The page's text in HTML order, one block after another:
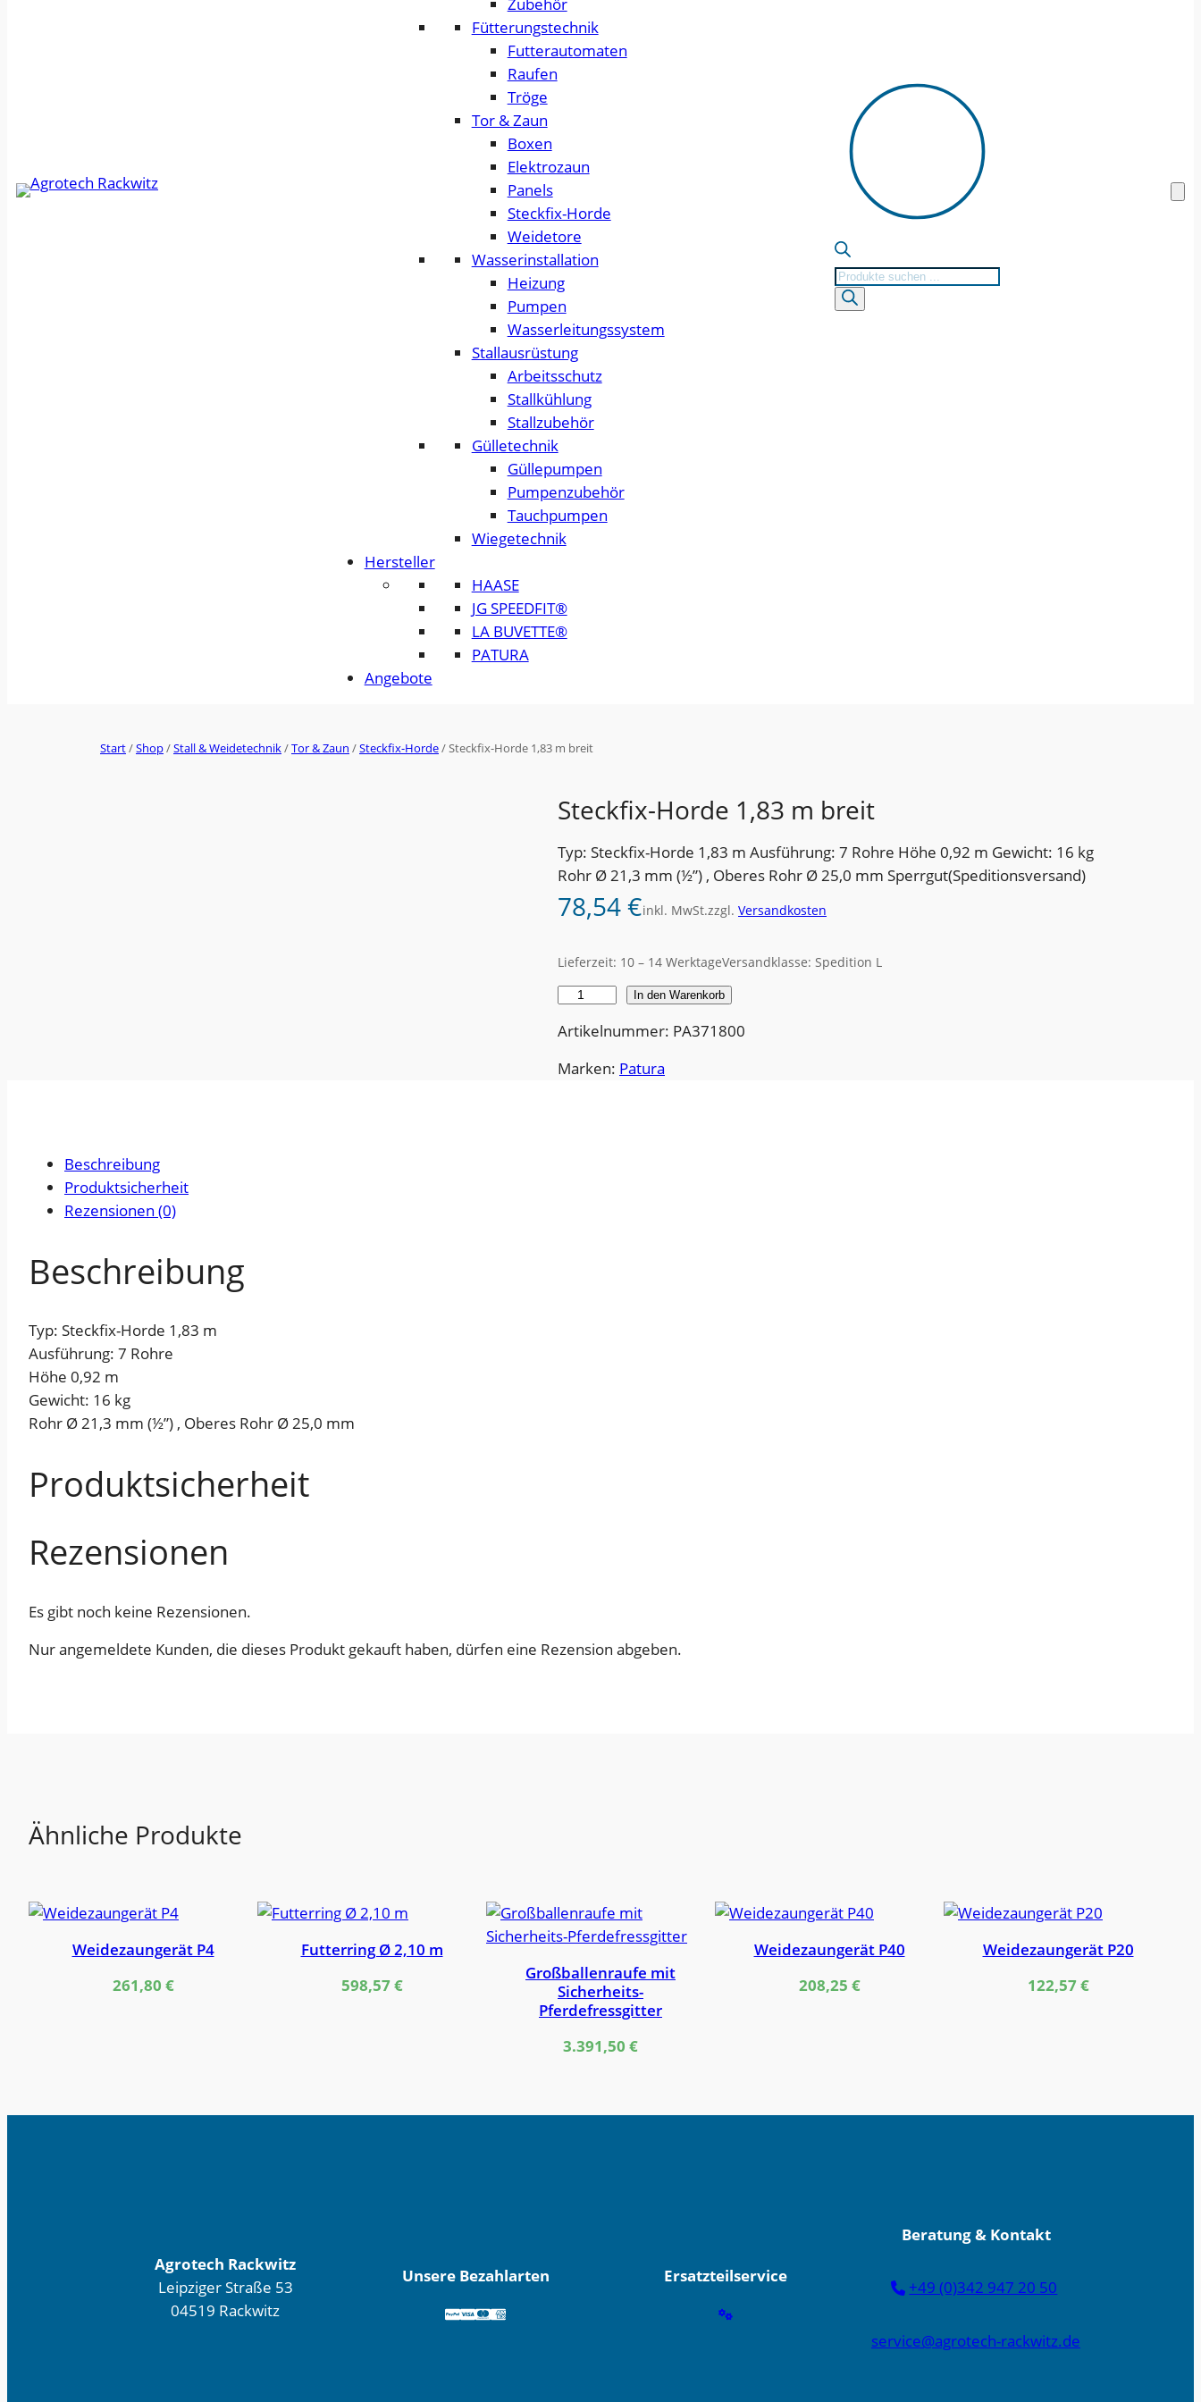
Fütterungstechnik
Futterautomaten
Raufen
Tröge
Tor & Zaun
Boxen
Elektrozaun
Panels
Steckfix-Horde
Weidetore
Wasserinstallation
Heizung
Pumpen
Wasserleitungssystem
Stallausrüstung
Arbeitsschutz
Stallkühlung
Stallzubehör
Gülletechnik
Güllepumpen
Pumpenzubehör
Tauchpumpen
Wiegetechnik
Hersteller
HAASE
JG SPEEDFIT®
LA BUVETTE®
PATURA
Angebote
Products
search
Start/Shop/Stall & Weidetechnik/Tor & Zaun /Steckfix-Horde/ Steckfix-Horde 1,83 m breit
Steckfix-Horde 1,83 m breit
Typ: Steckfix-Horde 1,83 m Ausführung: 7 Rohre Höhe 0,92 m Gewicht: 16 kg
Rohr Ø 21,3 mm (½”) , Oberes Rohr Ø 25,0 mm Sperrgut(Speditionsversand)
78,54€inkl. MwSt.zzgl. Versandkosten
Lieferzeit: 10 – 14 WerktageVersandklasse: Spedition L
e
c
e
In den Warenkorb
Artikelnummer: PA371800
Marken: Patura
Beschreibung
Produktsicherheit
Rezensionen (0)
Beschreibung
Typ: Steckfix-Horde 1,83 m
Ausführung: 7 Rohre
Höhe 0,92 m
Gewicht: 16 kg
Rohr Ø 21,3 mm (½”) , Oberes Rohr Ø 25,0 mm
Produktsicherheit
Rezensionen
Es gibt noch keine Rezensionen.
Nur angemeldete Kunden, die dieses Produkt gekauft haben, dürfen eine Rezension abgeben.
Ähnliche Produkte
Weidezaungerät P4
261,80 €
Futterring Ø 2,10 m
598,57€
Großballenraufe mit
Sicherheits-
Pferdefressgitter
3.391,50 €
Weidezaungerät P40
208,25 €
Weidezaungerät P20
122,57€
Agrotech Rackwitz
Leipziger Straße 53
04519 Rackwitz
Unsere Bezahlarten Ersatzteilservice
Beratung & Kontakt
+49 (0)342 947 20 50
service@agrotech-rackwitz.de